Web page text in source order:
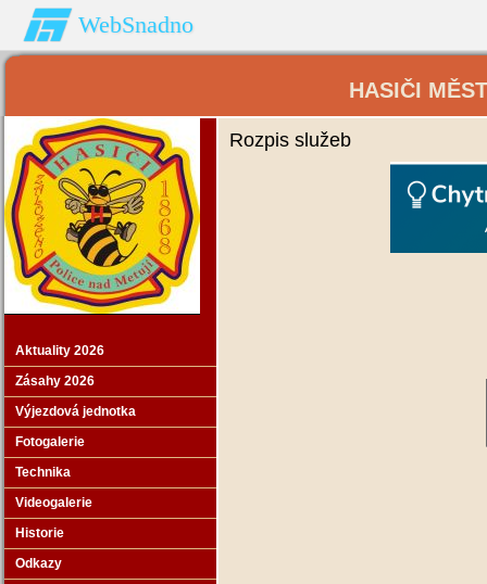
WebSnadno
HASIČI
Aktuality 2026
Zásahy 2026
Výjezdová jednotka
Fotogalerie
Technika
Videogalerie
Historie
Odkazy
Rozpis služeb